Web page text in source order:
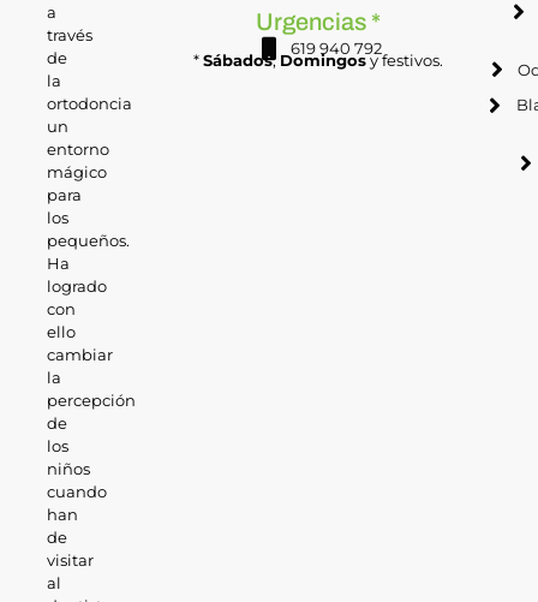
Urgencias *
619 940 792
*Sábados, Domingosy festivos.
a
través
de
la
ortodoncia
un
entorno
mágico
para
los
pequeños.
Ha
logrado
con
ello
cambiar
la
percepción
de
los
niños
cuando
han
de
visitar
al